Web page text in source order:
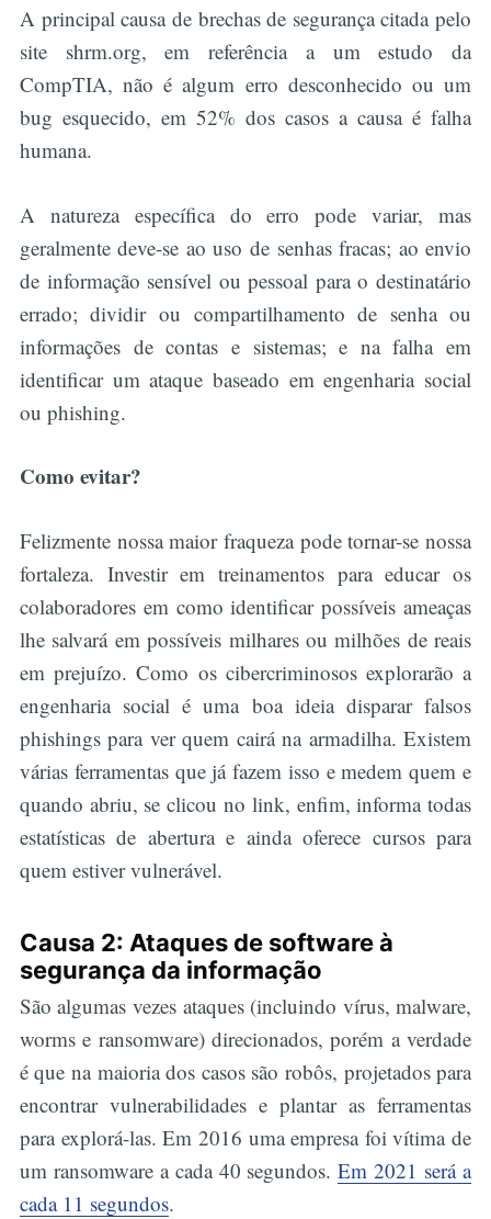
A principal causa de brechas de segurança citada pelo
site shrm.org, em referência a um estudo da
CompTIA, não é algum erro desconhecido ou um
bug esquecido, em 52% dos casos a causa é falha
humana.
A natureza específica do erro pode variar, mas
geralmente deve-se ao uso de senhas fracas; ao envio
de informação sensível ou pessoal para o destinatário
errado; dividir ou compartilhamento de senha ou
informações de contas e sistemas; e na falha em
identificar um ataque baseado em engenharia social
ou phishing.
Como evitar?
Felizmente nossa maior fraqueza pode tornar-se nossa
fortaleza. Investir em treinamentos para educar os
colaboradores em como identificar possíveis ameaças
lhe salvará em possíveis milhares ou milhões de reais
em prejuízo. Como os cibercriminosos explorarão a
engenharia social é uma boa ideia disparar falsos
phishings para ver quem cairá na armadilha. Existem
várias ferramentas que já fazem isso e medem quem e
quando abriu, se clicou no link, enfim, informa todas
estatísticas de abertura e ainda oferece cursos para
quem estiver vulnerável.
Causa 2: Ataques de software à
segurança da informação
São algumas vezes ataques (incluindo vírus, malware,
worms e ransomware) direcionados, porém a verdade
é que na maioria dos casos são robôs, projetados para
encontrar vulnerabilidades e plantar as ferramentas
para explorá-las. Em 2016 uma empresa foi vítima de
um ransomware a cada 40 segundos.Em 2021 será a
cada 11 segundos.